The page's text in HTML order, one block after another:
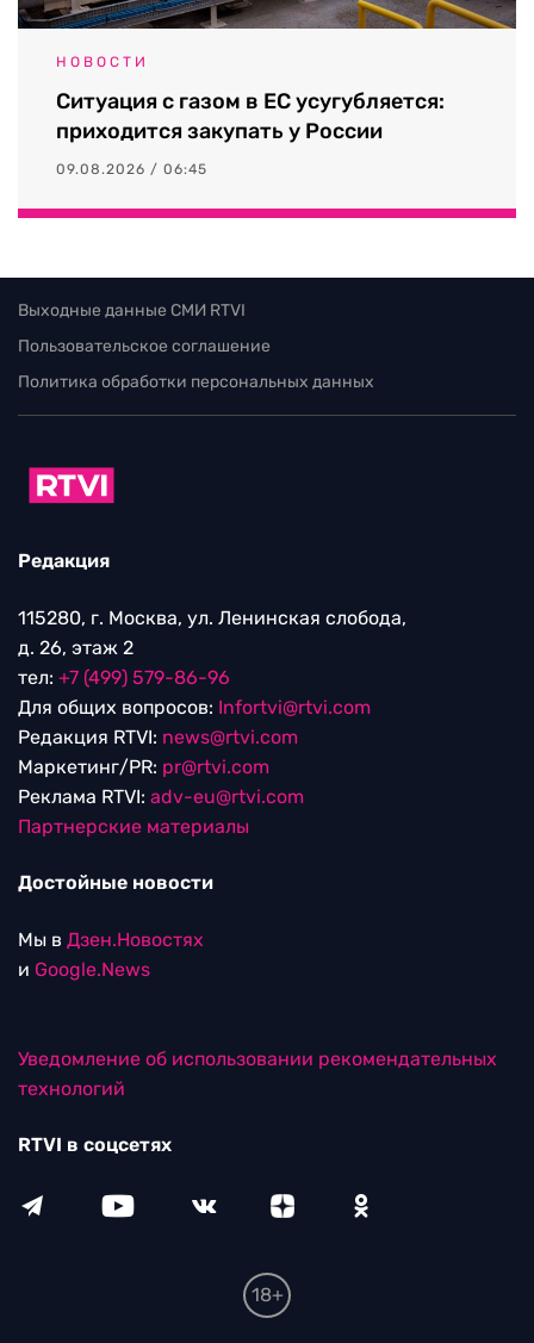
НОВОСТИ
Ситуация с газом в ЕС усугубляется:
приходится закупать у России
09.08.2026 / 06:45
Выходные данные СМИ RTVI
Пользовательское соглашение
Политика обработки персональных данных
Редакция
115280, г. Москва, ул. Ленинская слобода,
д. 26, этаж 2
тел: +7 (499) 579-86-96
Для общих вопросов: Infortvi@rtvi.com
Редакция RTVI: news@rtvi.com
Маркетинг/PR: pr@rtvi.com
Реклама RTVI: adv-eu@rtvi.com
Партнерские материалы
Достойные новости
Мы в Дзен.Новостях
и Google.News
Уведомление об использовании рекомендательных
технологий
RTVI в соцсетях
18+